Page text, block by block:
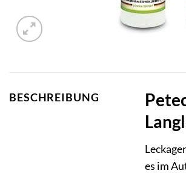
BESCHREIBUNG
es im